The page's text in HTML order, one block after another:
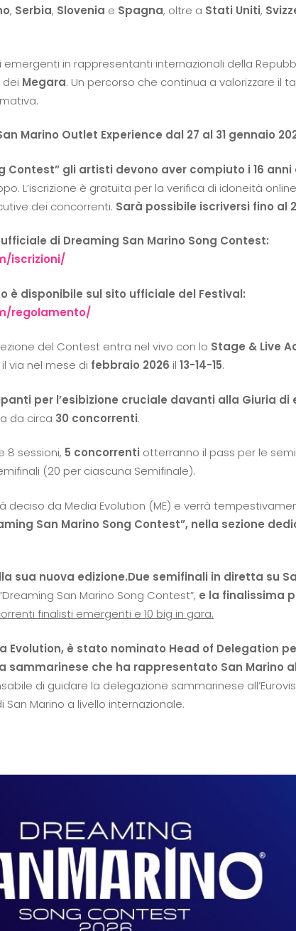
, Serbia, Slovenia e Spagna, oltre a Stati Uniti,
in rappresentanti internazionali della
dei Megara. Un percorso che continua a valorizzare il
Marino Outlet Experience dal 27 al 31 gennaio
Contest” gli artisti devono aver compiuto i 16
L’iscrizione è gratuita per la verifica di idoneità
dei concorrenti. Sarà possibile iscriversi fino al
di Dreaming San Marino Song Contest:
iscrizioni/
disponibile sul sito ufficiale del Festival:
regolamento/
del Contest entra nel vivo con lo Stage & Live
via nel mese di febbraio 2026 il 13-14-15.
per l’esibizione cruciale davanti alla Giuria di
da circa 30 concorrenti.
8 sessioni, 5 concorrenti otterranno il pass per le
(20 per ciascuna Semifinale).
deciso da Media Evolution (ME) e verrà
San Marino Song Contest”, nella sezione
sua nuova edizione.Due semifinali in diretta su
San Marino Song Contest”, e la finalissima
finalisti emergenti e 10 big in gara.
è stato nominato Head of Delegation
che ha rappresentato San Marino
di guidare la delegazione sammarinese
Marino a livello internazionale.